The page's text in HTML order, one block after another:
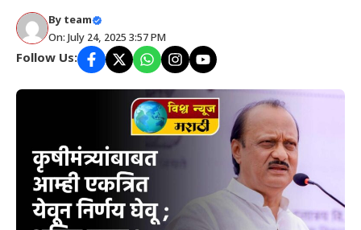
By team
On: July 24, 2025 3:57 PM
Follow Us: